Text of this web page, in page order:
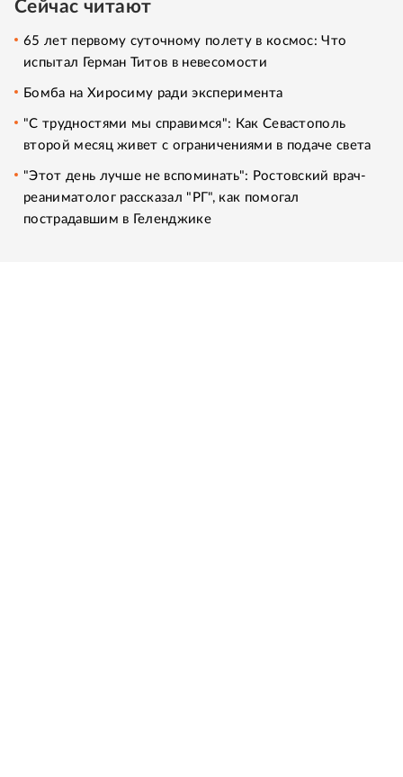
Сейчас читают
65 лет первому суточному полету в космос: Что
испытал Герман Титов в невесомости
Бомба на Хиросиму ради эксперимента
"С трудностями мы справимся": Как Севастополь
второй месяц живет с ограничениями в подаче света
"Этот день лучше не вспоминать": Ростовский врач-
реаниматолог рассказал "РГ", как помогал
пострадавшим в Геленджике